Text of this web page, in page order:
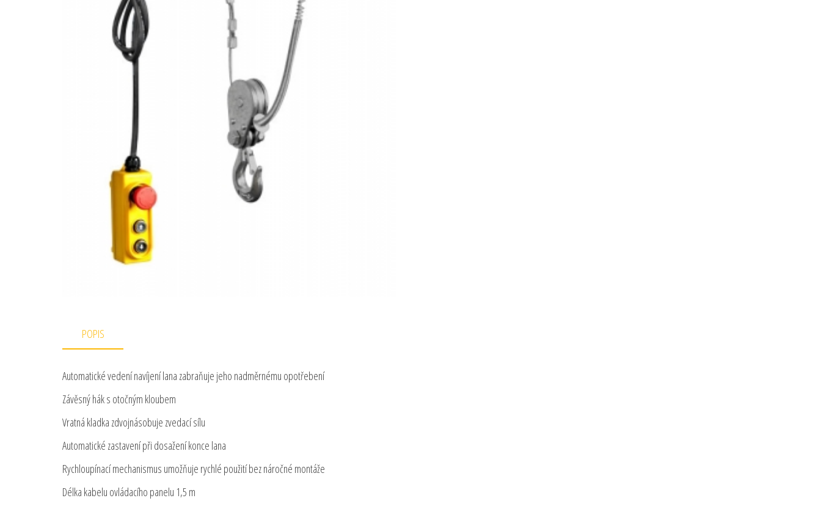
POPIS
Automatické vedení navíjení lana zabraňuje jeho nadměrnému opotřebení
Závěsný hák s otočným kloubem
Vratná kladka zdvojnásobuje zvedací sílu
Automatické zastavení při dosažení konce lana
Rychloupínací mechanismus umožňuje rychlé použití bez náročné montáže
Délka kabelu ovládacího panelu 1,5 m